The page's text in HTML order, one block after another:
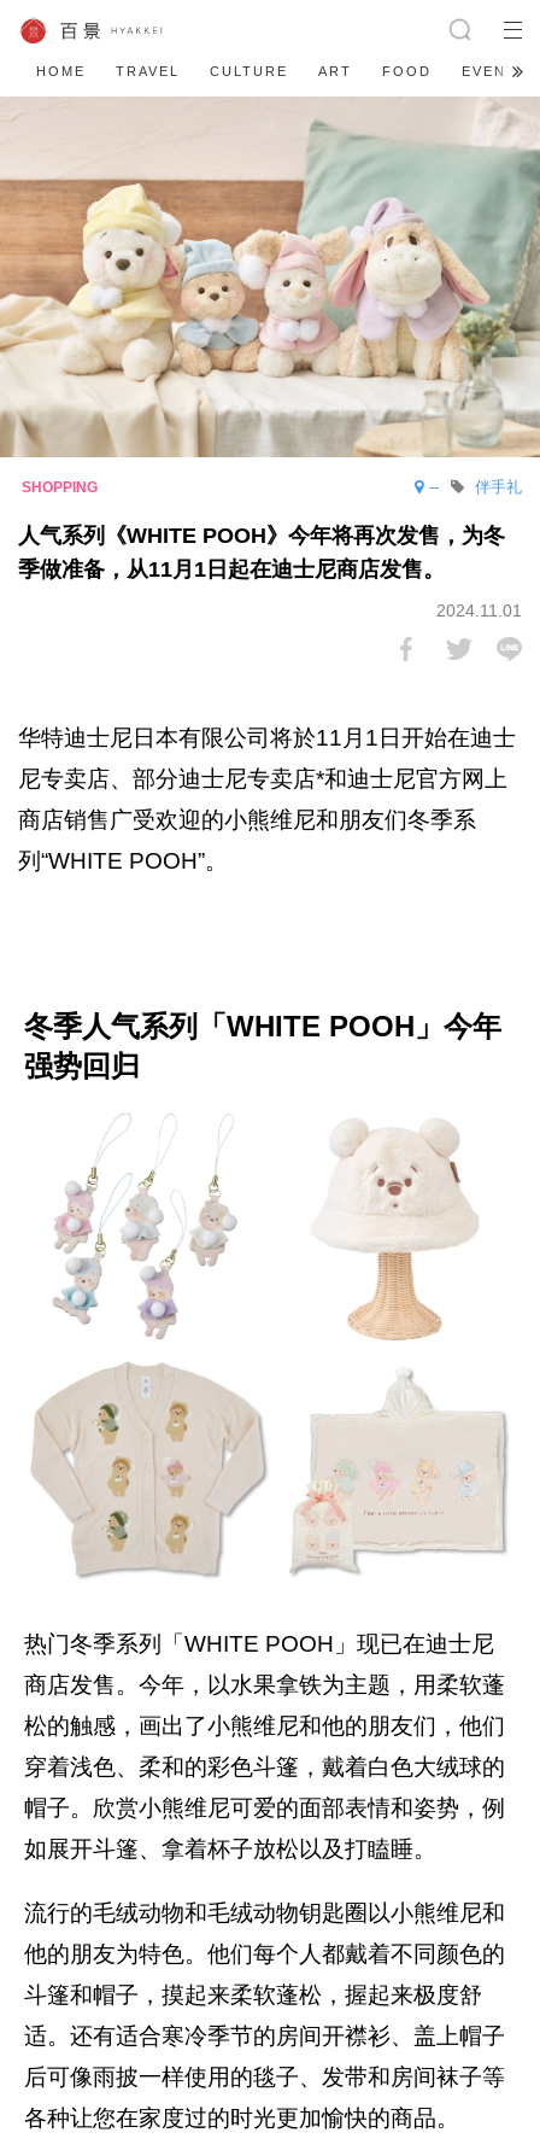
HOME TRAVEL CULTURE ART FOOD EVENT
-- 伴手礼
人气系列《WHITE POOH》今年将再次发售，为冬
季做​​准备，从11月1日起在迪士尼商店发售。
2024.11.01
华特迪士尼日本有限公司将於11月1日开始在迪士
尼专卖店、部分迪士尼专卖店*和迪士尼官方网上
商店销售广受欢迎的小熊维尼和朋友们冬季系
列“WHITE POOH”。
冬季人气系列「WHITE POOH」今年
强势回归
热门冬季系列「WHITE POOH」现已在迪士尼
商店发售。今年，以水果拿铁为主题，用柔软蓬
松的触感，画出了小熊维尼和他的朋友们，他们
穿着浅色、柔和的彩色斗篷，戴着白色大绒球的
帽子。欣赏小熊维尼可爱的面部表情和姿势，例
如展开斗篷、拿着杯子放松以及打瞌睡。
流行的毛绒动物和毛绒动物钥匙圈以小熊维尼和
他的朋友为特色。他们每个人都戴着不同颜色的
斗篷和帽子，摸起来柔软蓬松，握起来极度舒
适。还有适合寒冷季节的房间开襟衫、盖上帽子
后可像雨披一样使用的毯子、发带和房间袜子等
各种让您在家度过的时光更加愉快的商品。